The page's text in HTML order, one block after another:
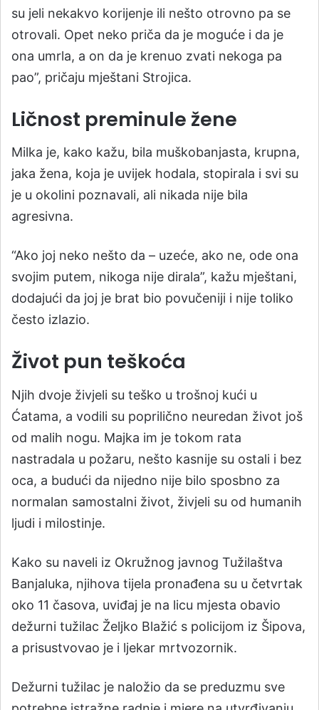
su jeli nekakvo korijenje ili nešto otrovno pa se
otrovali. Opet neko priča da je moguće i da je
ona umrla, a on da je krenuo zvati nekoga pa
pao”, pričaju mještani Strojica.
Ličnost preminule žene
Milka je, kako kažu, bila muškobanjasta, krupna,
jaka žena, koja je uvijek hodala, stopirala i svi su
je u okolini poznavali, ali nikada nije bila
agresivna.
“Ako joj neko nešto da – uzeće, ako ne, ode ona
svojim putem, nikoga nije dirala”, kažu mještani,
dodajući da joj je brat bio povučeniji i nije toliko
često izlazio.
Život pun teškoća
Njih dvoje živjeli su teško u trošnoj kući u
Ćatama, a vodili su poprilično neuredan život još
od malih nogu. Majka im je tokom rata
nastradala u požaru, nešto kasnije su ostali i bez
oca, a budući da nijedno nije bilo sposbno za
normalan samostalni život, živjeli su od humanih
ljudi i milostinje.
Kako su naveli iz Okružnog javnog Tužilaštva
Banjaluka, njihova tijela pronađena su u četvrtak
oko 11 časova, uviđaj je na licu mjesta obavio
dežurni tužilac Željko Blažić s policijom iz Šipova,
a prisustvovao je i ljekar mrtvozornik.
Dežurni tužilac je naložio da se preduzmu sve